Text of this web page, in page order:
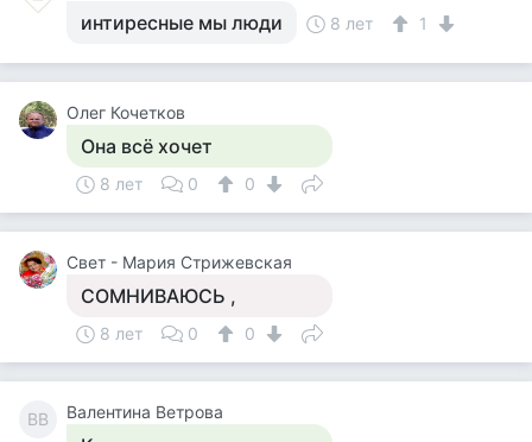
интиресные мы люди 8 лет 1
Олег Кочетков
Она всё хочет
8 лет 0 0
Свет - Мария Стрижевская
СОМНИВАЮСЬ ,
8 лет 0 0
ВВ Валентина Ветрова